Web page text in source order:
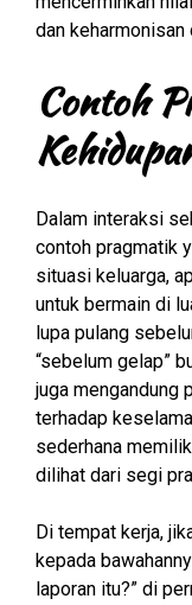
dan
Contoh
Dalam interaksi
contoh pragmatik
situasi keluarga,
untuk bermain di
lupa pulang
“sebelum gelap”
juga mengandung
terhadap
sederhana
dilihat dari segi
Di tempat kerja,
kepada
laporan itu?” di